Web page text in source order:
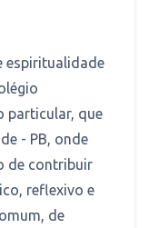
espiritualidade
particular, que
- PB, onde
de contribuir
reflexivo e
de